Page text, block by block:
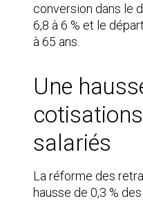
conversion dans le
6,8 à 6 % et le
à 65 ans.
Une
salariés
La réforme des
hausse de 0,3 %